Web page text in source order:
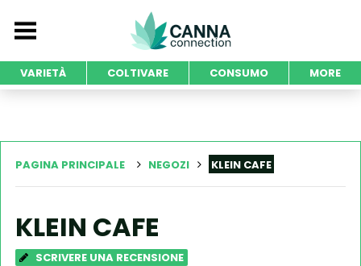
VARIETÀ COLTIVARE CONSUMO MORE
PAGINA PRINCIPALE NEGOZI KLEIN CAFE
KLEIN CAFE
SCRIVERE UNA RECENSIONE